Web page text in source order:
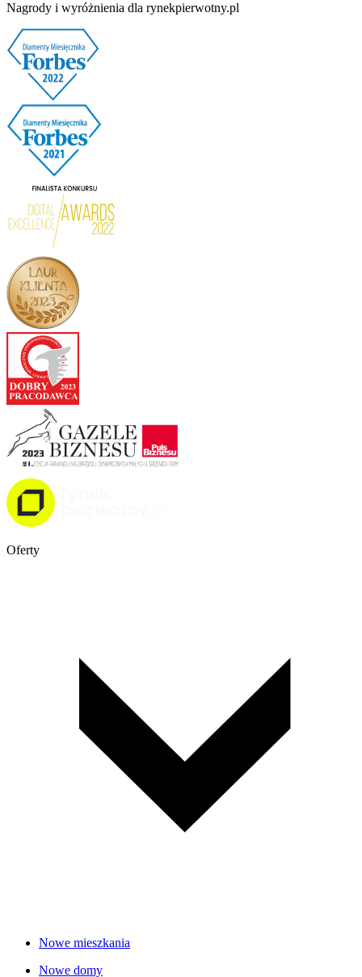
Nagrody i wyróżnienia dla rynekpierwotny.pl
Oferty
Nowe mieszkania
Nowe domy